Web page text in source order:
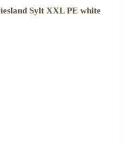
Sylt XXL PE white